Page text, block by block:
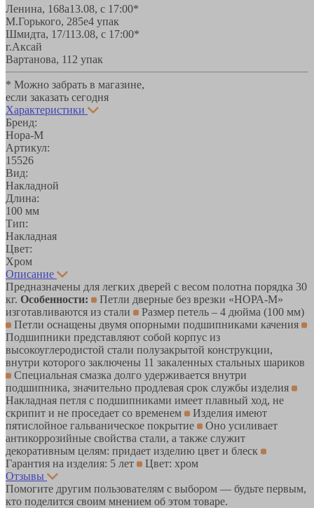
Ленина, 168а13.08, с 17:00*
М.Горького, 285е4 упак
Шмидта, 17/113.08, с 17:00*
г.Аксай
Вартанова, 11 2 упак
* Можно забрать в магазине,
если заказать сегодня
Характеристики
Бренд:
Нора-М
Артикул:
15526
Вид:
Накладной
Длина:
100 мм
Тип:
Накладная
Цвет:
Хром
Описание
Предназначены для легких дверей с весом полотна порядка 30
кг. Особенности:
Петли дверные без врезки «НОРА-М»
изготавливаются из стали
Размер петель – 4 дюйма (100 мм)
Петли оснащены двумя опорными подшипниками качения
Подшипники представляют собой корпус из
высокоуглеродистой стали полузакрытой конструкции,
внутри которого заключены 11 закаленных стальных шариков
Специальная смазка долго удерживается внутри
подшипника, значительно продлевая срок службы изделия
Накладная петля с подшипниками имеет плавный ход, не
скрипит и не проседает со временем
Изделия имеют
пятислойное гальваническое покрытие
Оно усиливает
антикоррозийные свойства стали, а также служит
декоративным целям: придает изделию цвет и блеск
Гарантия на изделия: 5 лет
Цвет: хром
Отзывы
Помогите другим пользователям с выбором — будьте первым,
кто поделится своим мнением об этом товаре.